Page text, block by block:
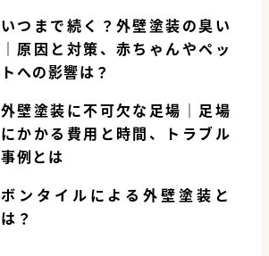
いつまで続く？外壁塗装の臭い
｜原因と対策、赤ちゃんやペッ
トへの影響は？
外壁塗装に不可欠な足場｜足場
にかかる費用と時間、トラブル
事例とは
ボンタイルによる外壁塗装と
は？